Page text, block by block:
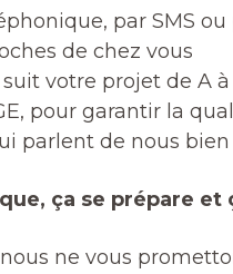
par SMS ou
de chez vous
votre projet de A à
pour garantir la
parlent de nous
ça se prépare et
ne vous